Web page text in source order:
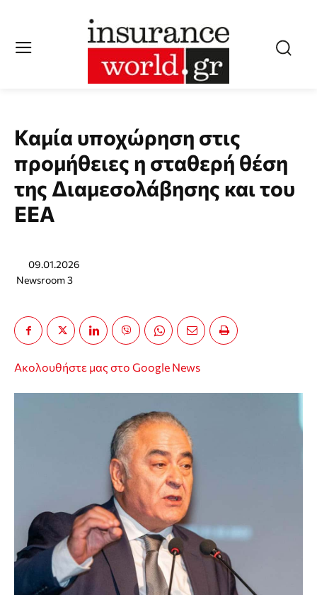
Καμία υποχώρηση στις
προμήθειες η σταθερή θέση
της Διαμεσολάβησης και του
ΕΕΑ
09.01.2026
Newsroom 3
Ακολουθήστε μας στο Google News